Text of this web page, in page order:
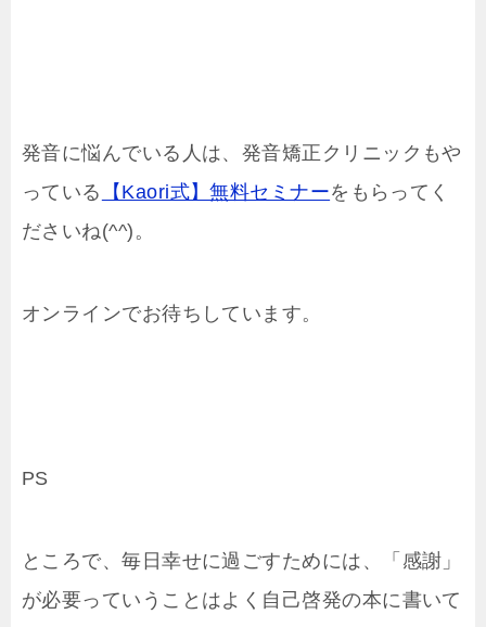
発音に悩んでいる人は、発音矯正クリニックもや
っている
【Kaori式】無料セミナーをもらってく
ださいね(^^)。
オンラインでお待ちしています。
PS
ところで、毎日幸せに過ごすためには、「感謝」
が必要っていうことはよく自己啓発の本に書いて